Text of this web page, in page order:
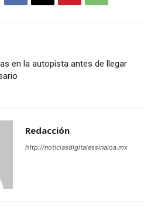
en la autopista antes de llegar
Redacción
http://noticiasdigitalessinaloa.mx